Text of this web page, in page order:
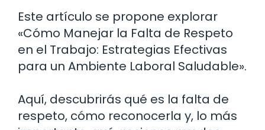
Este artículo se propone explorar
«Cómo Manejar la Falta de Respeto
en el Trabajo: Estrategias Efectivas
para un Ambiente Laboral Saludable».
Aquí, descubrirás qué es la falta de
respeto, cómo reconocerla y, lo más